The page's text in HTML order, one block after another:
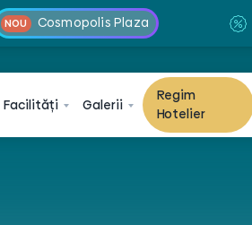
NOU Cosmopolis Plaza
Facilități Galerii
Regim
Hotelier